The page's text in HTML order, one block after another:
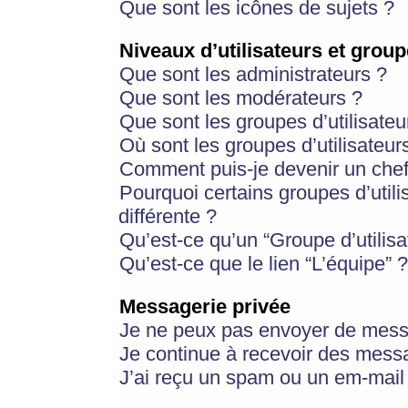
Que sont les icônes de sujets ?
Niveaux d’utilisateurs et
Que sont les administrateurs ?
Que sont les modérateurs ?
Que sont les groupes
Où sont les groupes
Comment puis-je devenir un
Pourquoi certains groupes
différente ?
Qu’est-ce qu’un “Groupe
Qu’est-ce que le lien “L’équipe” ?
Messagerie privée
Je ne peux pas envoyer de
Je continue à recevoir des
J’ai reçu un spam ou un em-